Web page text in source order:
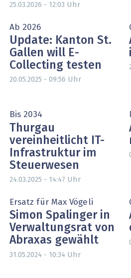
25.03.2026 - 12:03 Uhr
Ab 2026
Update: Kanton St.
Gallen will E-
Collecting testen
20.05.2025 - 09:56 Uhr
Bis 2034
Thurgau
vereinheitlicht IT-
Infrastruktur im
Steuerwesen
24.03.2025 - 14:47 Uhr
Ersatz für Max Vögeli
Simon Spalinger in
Verwaltungsrat von
Abraxas gewählt
31.05.2024 - 10:34 Uhr